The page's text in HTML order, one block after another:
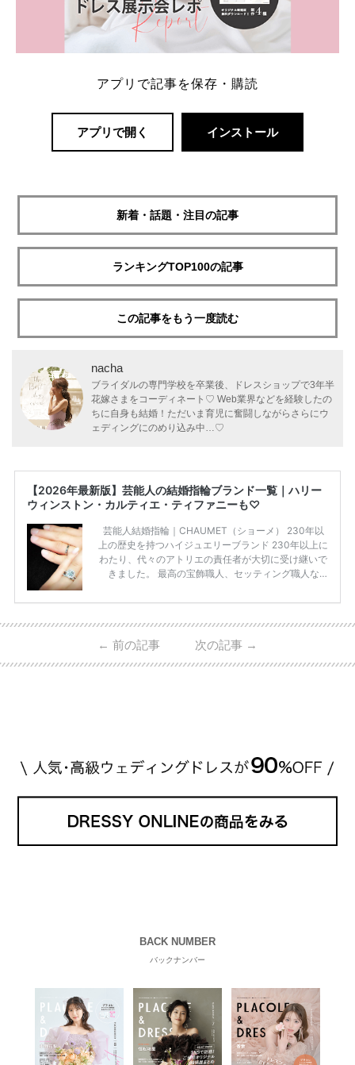
アプリで記事を保存・購読
アプリで開く インストール
新着・話題・注目の記事
ランキングTOP100の記事
この記事をもう一度読む
nacha
ブライダルの専門学校を卒業後、ドレスショップで3年半
花嫁さまをコーディネート♡ Web業界などを経験したの
ちに自身も結婚！ただいま育児に奮闘しながらさらにウ
ェディングにのめり込み中…♡
【2026年最新版】芸能人の結婚指輪ブランド一覧｜ハリー
ウィンストン・カルティエ・ティファニーも♡
芸能人結婚指輪｜CHAUMET（ショーメ） 230年以
上の歴史を持つハイジュエリーブランド 230年以上に
わたり、代々のアトリエの責任者が大切に受け継いで
きました。 最高の宝飾職人、セッティング職人な
高品質の宝石を扱っています。 至高のデザインと品
ん・魔裟斗さんの婚約指輪 魔裟斗さんが矢沢さんに
贈られた指輪は1カラットのものです。 ショーメの価
← 前の記事 次の記事 →
BACK NUMBER
バックナンバー